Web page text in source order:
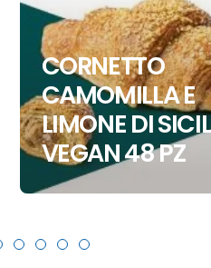
CORNETTO
CAMOMILLA E
LIMONE DI
VEGAN 48 PZ